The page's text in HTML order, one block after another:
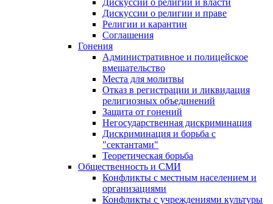
Дискуссии о религии и власти
Дискуссии о религии и праве
Религии и карантин
Соглашения
Гонения
Административное и полицейское
вмешательство
Места для молитвы
Отказ в регистрации и ликвидация
религиозных объединений
Защита от гонений
Негосударственная дискриминация
Дискриминация и борьба с
"сектантами"
Теоретическая борьба
Общественность и СМИ
Конфликты с местным населением и
организациями
Конфликты с учреждениями культуры